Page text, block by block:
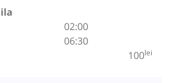
02:00
06:30
100lei